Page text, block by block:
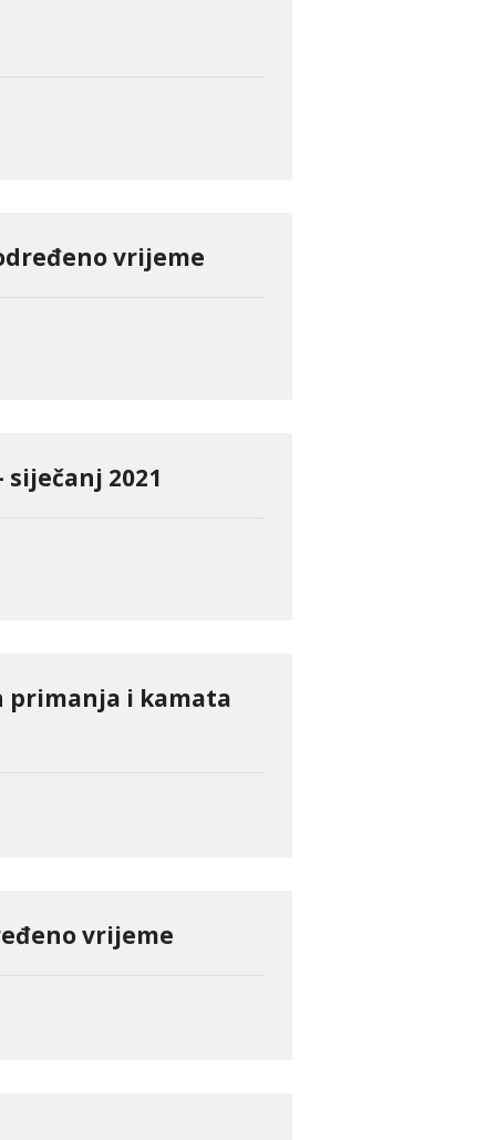
vrijeme
2021
primanja i kamata
vrijeme